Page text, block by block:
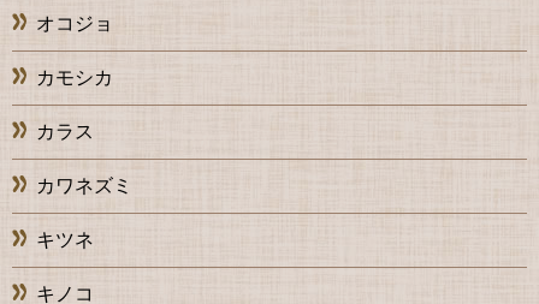
オコジョ
カモシカ
カラス
カワネズミ
キツネ
キノコ